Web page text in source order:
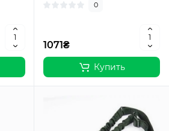
0
1071₴
Купить